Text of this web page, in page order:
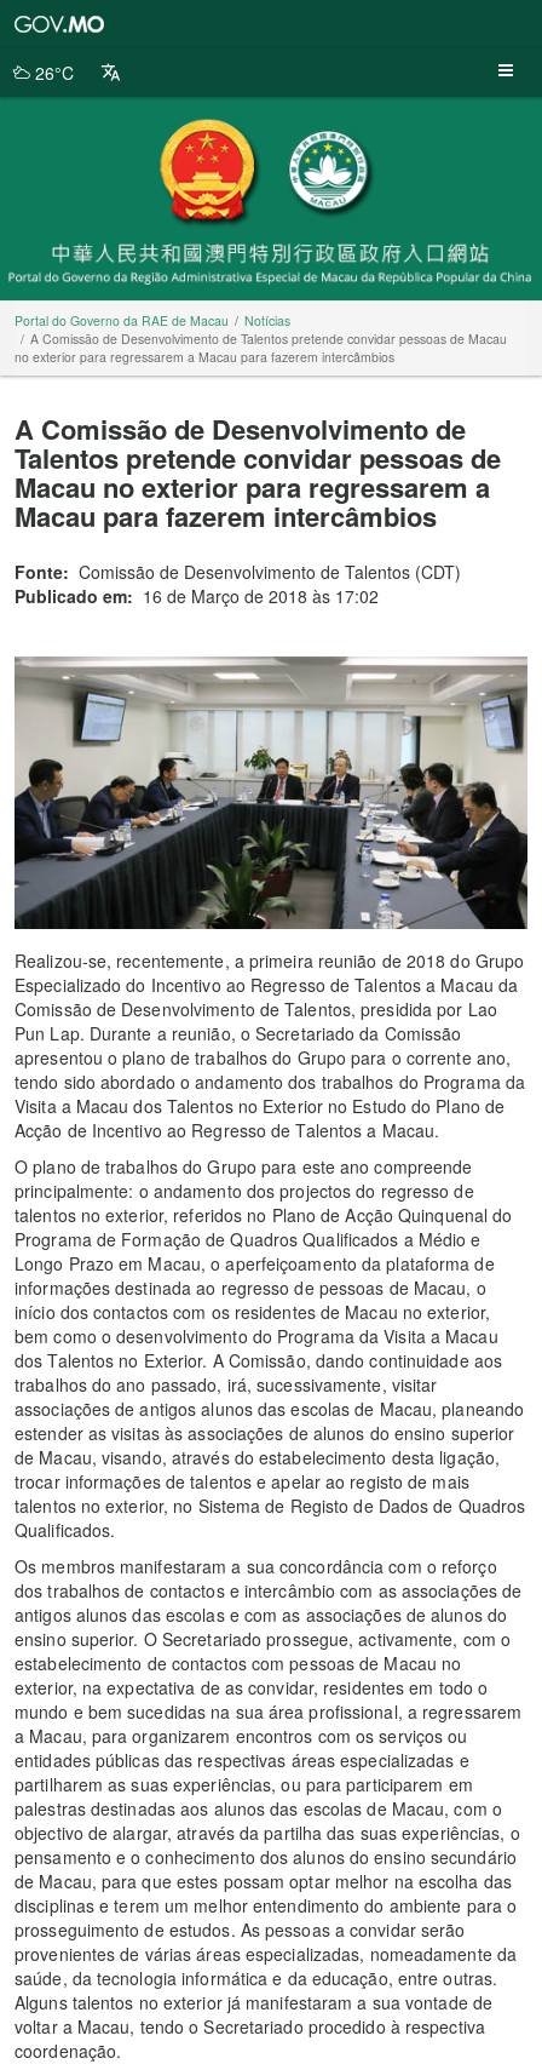
da
26°C
Portal do Governo da RAE de Macau
Notícias
A Comissão de Desenvolvimento de Talentos pretende convidar pessoas de Macau
no exterior para regressarem a Macau para fazerem intercâmbios
A Comissão de Desenvolvimento de
Talentos pretende convidar pessoas de
Macau no exterior para regressarem a
Macau para fazerem intercâmbios
Fonte: Comissão de Desenvolvimento de Talentos (CDT)
Publicado em: 16 de Março de 2018 às 17:02
Realizou-se, recentemente, a primeira reunião de 2018 do Grupo
Especializado do Incentivo ao Regresso de Talentos a Macau da
Comissão de Desenvolvimento de Talentos, presidida por Lao
Pun Lap. Durante a reunião, o Secretariado da Comissão
apresentou o plano de trabalhos do Grupo para o corrente ano,
tendo sido abordado o andamento dos trabalhos do Programa da
Visita a Macau dos Talentos no Exterior no Estudo do Plano de
Acção de Incentivo ao Regresso de Talentos a Macau.
O plano de trabalhos do Grupo para este ano compreende
principalmente: o andamento dos projectos do regresso de
talentos no exterior, referidos no Plano de Acção Quinquenal do
Programa de Formação de Quadros Qualificados a Médio e
Longo Prazo em Macau, o aperfeiçoamento da plataforma de
informações destinada ao regresso de pessoas de Macau, o
início dos contactos com os residentes de Macau no exterior,
bem como o desenvolvimento do Programa da Visita a Macau
dos Talentos no Exterior. A Comissão, dando continuidade aos
trabalhos do ano passado, irá, sucessivamente, visitar
associações de antigos alunos das escolas de Macau, planeando
estender as visitas às associações de alunos do ensino superior
de Macau, visando, através do estabelecimento desta ligação,
trocar informações de talentos e apelar ao registo de mais
talentos no exterior, no Sistema de Registo de Dados de Quadros
Qualificados.
Os membros manifestaram a sua concordância com o reforço
dos trabalhos de contactos e intercâmbio com as associações de
antigos alunos das escolas e com as associações de alunos do
ensino superior. O Secretariado prossegue, activamente, com o
estabelecimento de contactos com pessoas de Macau no
exterior, na expectativa de as convidar, residentes em todo o
mundo e bem sucedidas na sua área profissional, a regressarem
a Macau, para organizarem encontros com os serviços ou
entidades públicas das respectivas áreas especializadas e
partilharem as suas experiências, ou para participarem em
palestras destinadas aos alunos das escolas de Macau, com o
objectivo de alargar, através da partilha das suas experiências, o
pensamento e o conhecimento dos alunos do ensino secundário
de Macau, para que estes possam optar melhor na escolha das
disciplinas e terem um melhor entendimento do ambiente para o
prosseguimento de estudos. As pessoas a convidar serão
provenientes de várias áreas especializadas, nomeadamente da
saúde, da tecnologia informática e da educação, entre outras.
Alguns talentos no exterior já manifestaram a sua vontade de
voltar a Macau, tendo o Secretariado procedido à respectiva
coordenação.